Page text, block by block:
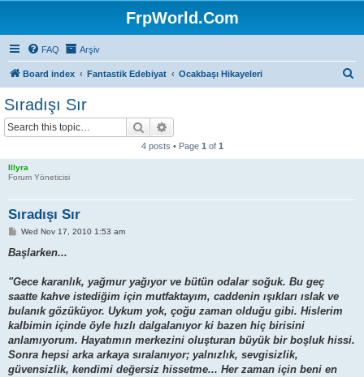
FrpWorld.Com
FAQ Arşiv
Board index Fantastik Edebiyat Ocakbaşı Hikayeleri
Sıradışı Sır
Search
4 posts • Page 1 of 1
Illyra
Forum Yöneticisi
Sıradışı Sır
P
s
Wed Nov 17, 2010 1:53 am
Başlarken...
"Gece karanlık, yağmur yağıyor ve bütün odalar soğuk. Bu geç
saatte kahve istediğim için mutfaktayım, caddenin ışıkları ıslak ve
bulanık gözüküyor. Uykum yok, çoğu zaman olduğu gibi. Hislerim
kalbimin içinde öyle hızlı dalgalanıyor ki bazen hiç birisini
anlamıyorum. Hayatımın merkezini oluşturan büyük bir boşluk hissi.
Sonra hepsi arka arkaya sıralanıyor; yalnızlık, sevgisizlik,
güvensizlik, kendimi değersiz hissetme... Her zaman için beni en